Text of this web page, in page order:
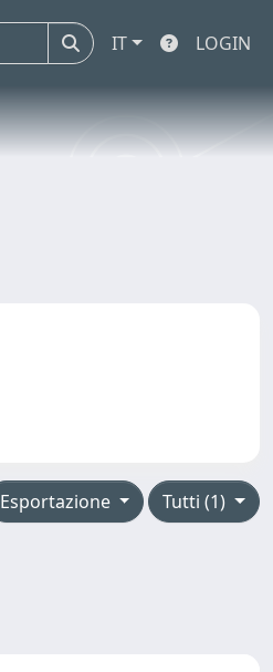
IT LOGIN
Tutti (1)
Esportazione